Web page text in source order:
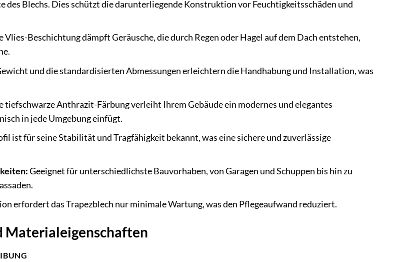
des Blechs. Dies schützt die darunterliegende Konstruktion vor Feuchtigkeitsschäden und
Vlies-Beschichtung dämpft Geräusche, die durch Regen oder Hagel auf dem Dach entstehen,
und die standardisierten Abmessungen erleichtern die Handhabung und Installation, was
tiefschwarze Anthrazit-Färbung verleiht Ihrem Gebäude ein modernes und elegantes
in jede Umgebung einfügt.
ist für seine Stabilität und Tragfähigkeit bekannt, was eine sichere und zuverlässige
Geeignet für unterschiedlichste Bauvorhaben, von Garagen und Schuppen bis hin zu
erfordert das Trapezblech nur minimale Wartung, was den Pflegeaufwand reduziert.
Materialeigenschaften